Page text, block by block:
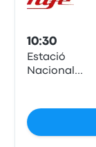
10:30
Estació
Nacional